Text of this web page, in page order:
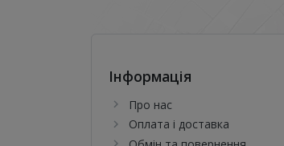
Інформація
Про нас
Оплата і доставка